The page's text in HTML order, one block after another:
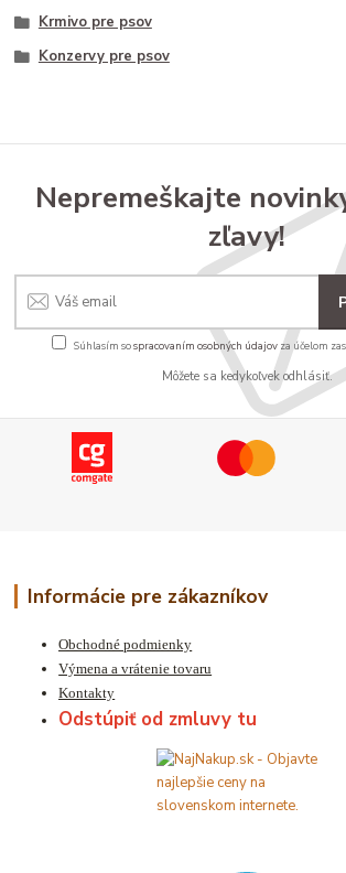
Krmivo pre psov
Konzervy pre psov
Nepremeškajte
zľavy!
Súhlasím sospracovaním osobných údajov za účelom
Môžete sa kedykoľvek odhlásiť.
Informácie pre zákazníkov
Obchodné podmienky
Výmena a vrátenie tovaru
Kontakty
Odstúpiť od zmluvy tu